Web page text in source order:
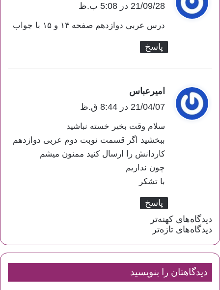
ف
21/09/28 در 5:08 ب.ظ
درس عربی دوازدهم صفحه ۱۴ و ۱۵ با جواب
پاسخ
امیرعباس
ف
ت
21/04/07 در 8:44 ق.ظ
سلام وقت بخیر خسته نباشید
ببخشید اگر قسمت نوبت دوم عربی دوازدهم
کاردانش را ارسال کنید ممنون میشم
چون نداریم
با تشکر
پاسخ
راهبری
دیدگاه‌های کهنه‌تر
دیدگاه‌های تازه‌تر
دیدگاهتان را بنویسید